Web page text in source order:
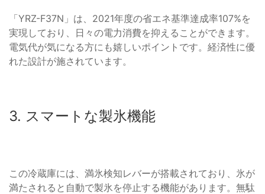
「YRZ-F37N」は、2021年度の省エネ基準達成率107%を
実現しており、日々の電力消費を抑えることができます。
電気代が気になる方にも嬉しいポイントです。経済性に優
れた設計が施されています。
3. スマートな製氷機能
この冷蔵庫には、満氷検知レバーが搭載されており、氷が
満たされると自動で製氷を停止する機能があります。無駄